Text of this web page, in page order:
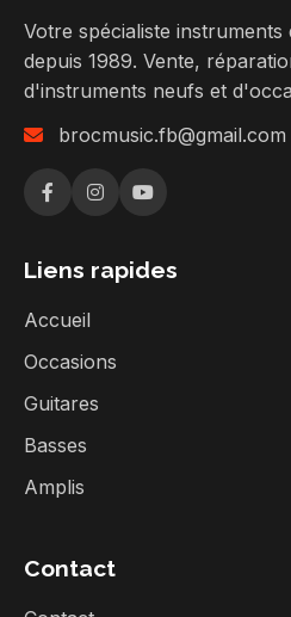
Votre spécialiste instruments
depuis 1989. Vente,
d'instruments neufs et
brocmusic.fb@gmail.com
Liens rapides
Accueil
Occasions
Guitares
Basses
Amplis
Contact